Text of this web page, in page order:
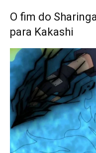
O fim do
para Kakashi